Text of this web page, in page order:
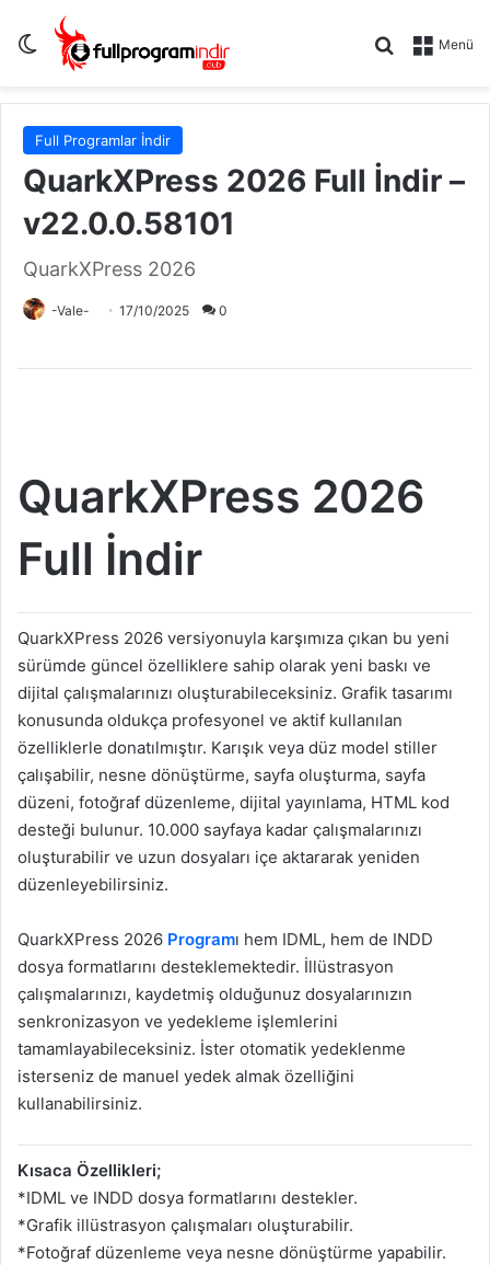
Dış görünümü değiştir Menü
Arama yap
Full Programlar İndir
QuarkXPress 2026 Full İndir –
v22.0.0.58101
QuarkXPress 2026
-Vale- 17/10/2025 0
QuarkXPress 2026
Full İndir
QuarkXPress 2026 versiyonuyla karşımıza çıkan bu yeni
sürümde güncel özelliklere sahip olarak yeni baskı ve
dijital çalışmalarınızı oluşturabileceksiniz. Grafik tasarımı
konusunda oldukça profesyonel ve aktif kullanılan
özelliklerle donatılmıştır. Karışık veya düz model stiller
çalışabilir, nesne dönüştürme, sayfa oluşturma, sayfa
düzeni, fotoğraf düzenleme, dijital yayınlama, HTML kod
desteği bulunur. 10.000 sayfaya kadar çalışmalarınızı
oluşturabilir ve uzun dosyaları içe aktararak yeniden
düzenleyebilirsiniz.
QuarkXPress 2026 Programı hem IDML, hem de INDD
dosya formatlarını desteklemektedir. İllüstrasyon
çalışmalarınızı, kaydetmiş olduğunuz dosyalarınızın
senkronizasyon ve yedekleme işlemlerini
tamamlayabileceksiniz. İster otomatik yedeklenme
isterseniz de manuel yedek almak özelliğini
kullanabilirsiniz.
Kısaca Özellikleri;
*IDML ve INDD dosya formatlarını destekler.
*Grafik illüstrasyon çalışmaları oluşturabilir.
*Fotoğraf düzenleme veya nesne dönüştürme yapabilir.